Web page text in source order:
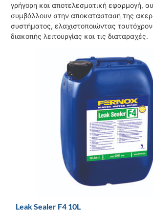
γρήγορη και αποτελεσματική εφαρμογή,
συμβάλλουν στην αποκατάσταση της
συστήματος, ελαχιστοποιώντας
διακοπής λειτουργίας και τις διαταραχές.
Leak Sealer F4 10L